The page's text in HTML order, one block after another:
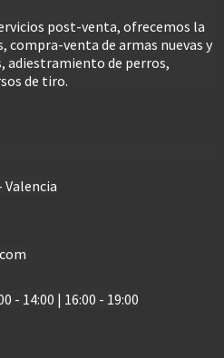
post-venta, ofrecemos la
compra-venta de armas nuevas y
adiestramiento de perros,
de tiro.
Valencia
- 14:00 | 16:00 - 19:00